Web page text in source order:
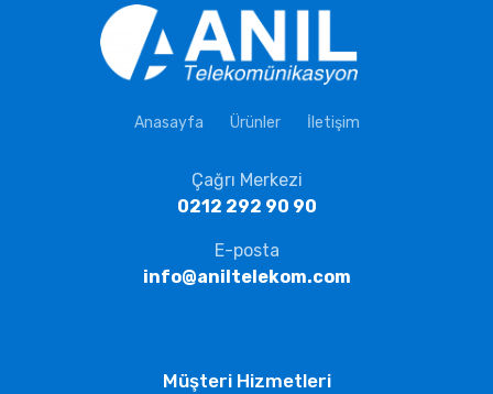
Anasayfa Ürünler İletişim
Çağrı Merkezi
0212 292 90 90
E-posta
info@aniltelekom.com
Müşteri Hizmetleri